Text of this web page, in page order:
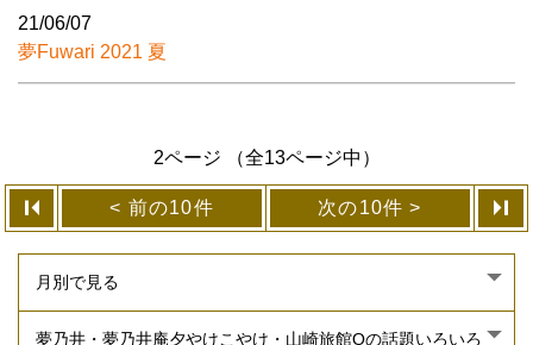
21/06/07
夢Fuwari 2021 夏
2ページ （全13ページ中）
前の10件 次の10件